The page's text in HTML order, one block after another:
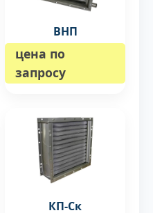
ВНП
цена по
запросу
КП-Ск